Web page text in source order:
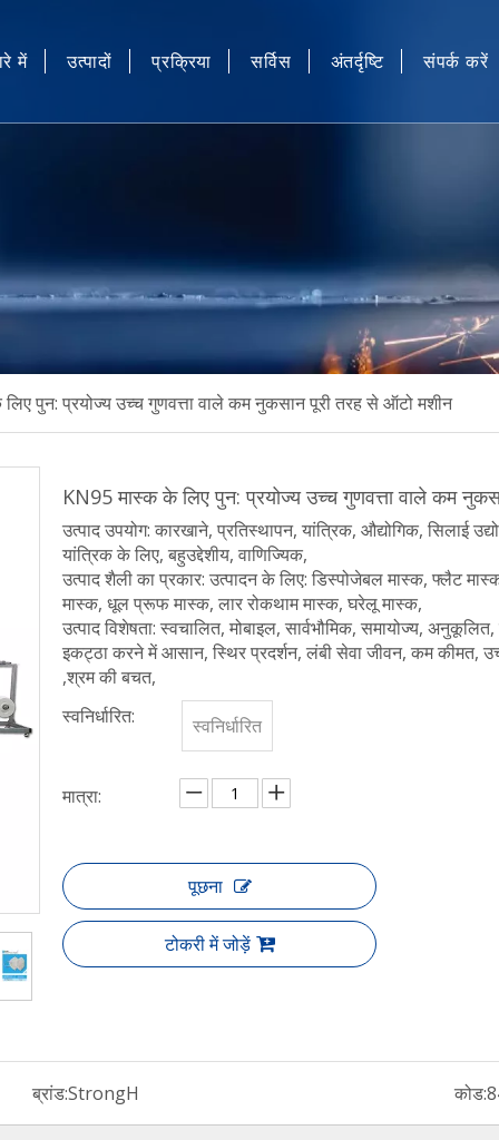
में उत्पादों
अन्य
प्रक्रिया सर्विस अंतर्दृष्टि संपर्क करें
पुन: प्रयोज्य उच्च गुणवत्ता वाले कम नुकसान पूरी तरह से ऑटो मशीन
KN95 मास्क के लिए पुन: प्रयोज्य उच्च गुणवत्ता वाले कम
उत्पाद उपयोग: कारखाने, प्रतिस्थापन, यांत्रिक, औद्योगिक, सिलाई
यांत्रिक के लिए, बहुउद्देशीय, वाणिज्यिक,
उत्पाद शैली का प्रकार: उत्पादन के लिए: डिस्पोजेबल मास्क, फ्लैट
मास्क, धूल प्रूफ मास्क, लार रोकथाम मास्क, घरेलू मास्क,
उत्पाद विशेषता: स्वचालित, मोबाइल, सार्वभौमिक, समायोज्य,
इकट्ठा करने में आसान, स्थिर प्रदर्शन, लंबी सेवा जीवन, कम कीमत,
,श्रम की बचत,
स्वनिर्धारित:
स्वनिर्धारित
मात्रा:
पूछना
टोकरी में जोड़ें
ब्रांड:StrongH कोड: